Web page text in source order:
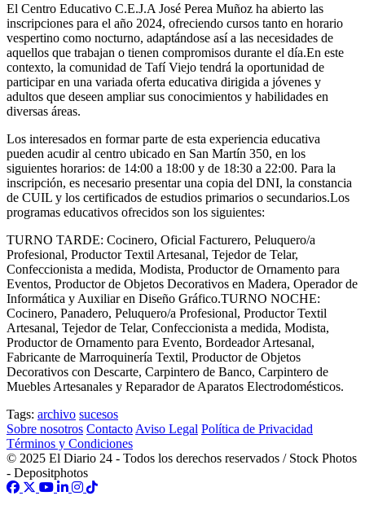
El Centro Educativo C.E.J.A José Perea Muñoz ha abierto las
inscripciones para el año 2024, ofreciendo cursos tanto en horario
vespertino como nocturno, adaptándose así a las necesidades de
aquellos que trabajan o tienen compromisos durante el día.En este
contexto, la comunidad de Tafí Viejo tendrá la oportunidad de
participar en una variada oferta educativa dirigida a jóvenes y
adultos que deseen ampliar sus conocimientos y habilidades en
diversas áreas.
Los interesados en formar parte de esta experiencia educativa
pueden acudir al centro ubicado en San Martín 350, en los
siguientes horarios: de 14:00 a 18:00 y de 18:30 a 22:00. Para la
inscripción, es necesario presentar una copia del DNI, la constancia
de CUIL y los certificados de estudios primarios o secundarios.Los
programas educativos ofrecidos son los siguientes:
TURNO TARDE: Cocinero, Oficial Facturero, Peluquero/a
Profesional, Productor Textil Artesanal, Tejedor de Telar,
Confeccionista a medida, Modista, Productor de Ornamento para
Eventos, Productor de Objetos Decorativos en Madera, Operador de
Informática y Auxiliar en Diseño Gráfico.TURNO NOCHE:
Cocinero, Panadero, Peluquero/a Profesional, Productor Textil
Artesanal, Tejedor de Telar, Confeccionista a medida, Modista,
Productor de Ornamento para Evento, Bordeador Artesanal,
Fabricante de Marroquinería Textil, Productor de Objetos
Decorativos con Descarte, Carpintero de Banco, Carpintero de
Muebles Artesanales y Reparador de Aparatos Electrodomésticos.
Tags: archivo sucesos
Sobre nosotros Contacto Aviso Legal Política de Privacidad
Términos y Condiciones
© 2025 El Diario 24 - Todos los derechos reservados / Stock Photos
- Depositphotos